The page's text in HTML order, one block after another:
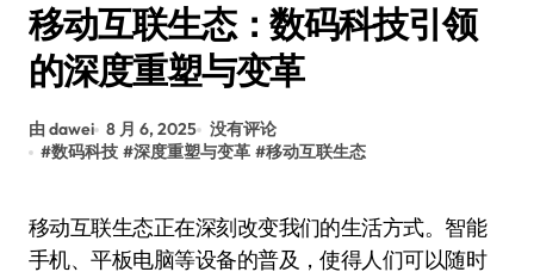
移动互联生态：数码科技引领
的深度重塑与变革
由 dawei 8 月 6, 2025 没有评论
#数码科技 #深度重塑与变革 #移动互联生态
移动互联生态正在深刻改变我们的生活方式。智能
手机、平板电脑等设备的普及，使得人们可以随时